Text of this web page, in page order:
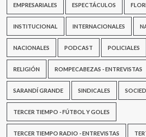
EMPRESARIALES ESPECTÁCULOS
INSTITUCIONAL INTERNACIONALES
NACIONALES PODCAST POLICIALES
RELIGIÓN ROMPECABEZAS - ENTREVISTAS
SARANDÍ GRANDE SINDICALES
TERCER TIEMPO - FÚTBOL Y GOLES
TERCER TIEMPO RADIO - ENTREVISTAS